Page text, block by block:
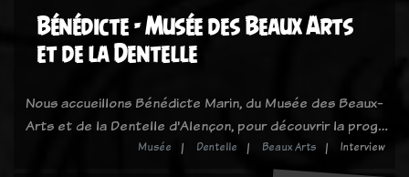
Bénédicte - Musée des Beaux Arts
et de la Dentelle
Nous accueillons Bénédicte Marin, du Musée des Beaux-
Arts et de la Dentelle d'Alençon, pour découvrir la prog…
Musée Dentelle Beaux Arts Interview